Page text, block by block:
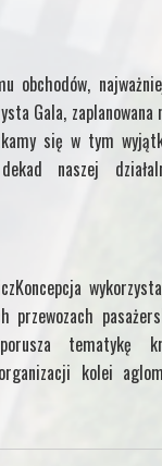
obchodów,
Gala,
się w tym
naszej
przewozach
tematykę
kolei